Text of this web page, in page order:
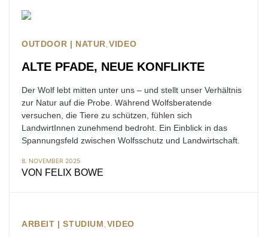
OUTDOOR | NATUR VIDEO
ALTE PFADE, NEUE KONFLIKTE
Der Wolf lebt mitten unter uns – und stellt unser Verhältnis
zur Natur auf die Probe. Während Wolfsberatende
versuchen, die Tiere zu schützen, fühlen sich
LandwirtInnen zunehmend bedroht. Ein Einblick in das
Spannungsfeld zwischen Wolfsschutz und Landwirtschaft.
8. NOVEMBER 2025
VON FELIX BOWE
ARBEIT | STUDIUM VIDEO